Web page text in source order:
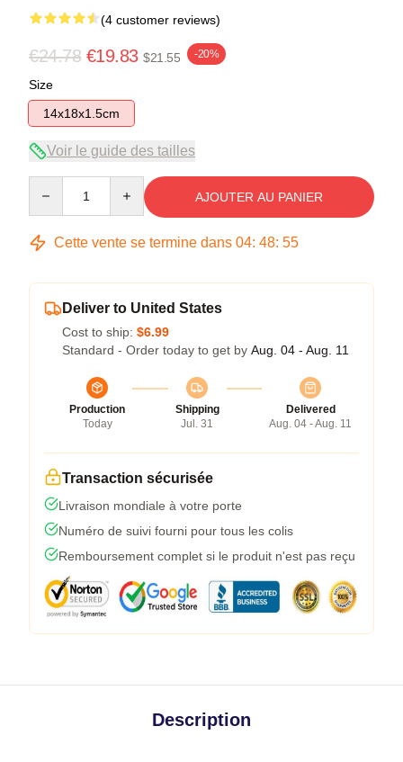
(4 customer reviews)
€24.78 €19.83 $21.55 -20%
Size
14x18x1.5cm
Voir le guide des tailles
AJOUTER AU PANIER
Cette vente se termine dans 04: 48: 54
Deliver to United States
Cost to ship: $6.99
Standard - Order today to get by Aug. 04 - Aug. 11
Production
Today
Shipping
Jul. 31
Delivered
Aug. 04 - Aug. 11
Transaction sécurisée
Livraison mondiale à votre porte
Numéro de suivi fourni pour tous les colis
Remboursement complet si le produit n'est pas reçu
Description